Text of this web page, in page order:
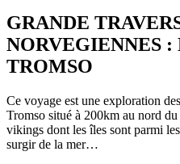
GRANDE
NORVEGIENNES :
TROMSO
Ce voyage est une exploration
Tromso situé à 200km au nord
vikings dont les îles sont parmi
surgir de la mer…